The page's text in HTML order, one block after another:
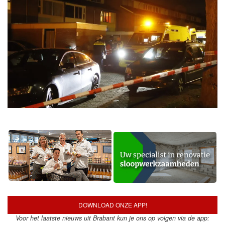
DOWNLOAD ONZE APP!
Voor het laatste nieuws uit Brabant kun je ons op volgen via de app: